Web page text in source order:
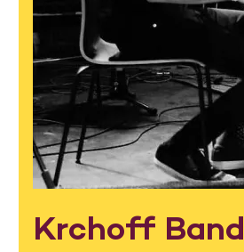
Krchoff Band